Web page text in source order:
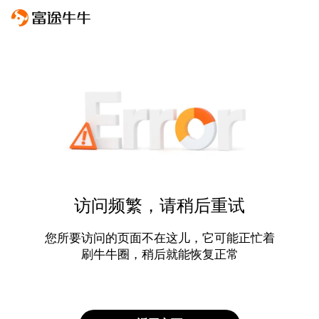
访问频繁，请稍后重试
您所要访问的页面不在这儿，它可能正忙着
刷牛牛圈，稍后就能恢复正常